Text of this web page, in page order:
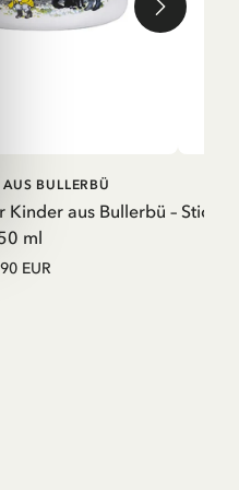
Kinder aus Bullerbü –
ml
AUS BULLERBÜ
EUR